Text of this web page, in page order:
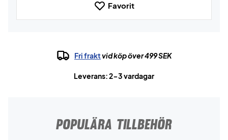
Favorit
Fri fraktvid köp över 499 SEK
Leverans: 2-3 vardagar
POPULÄRA TILLBEHÖR